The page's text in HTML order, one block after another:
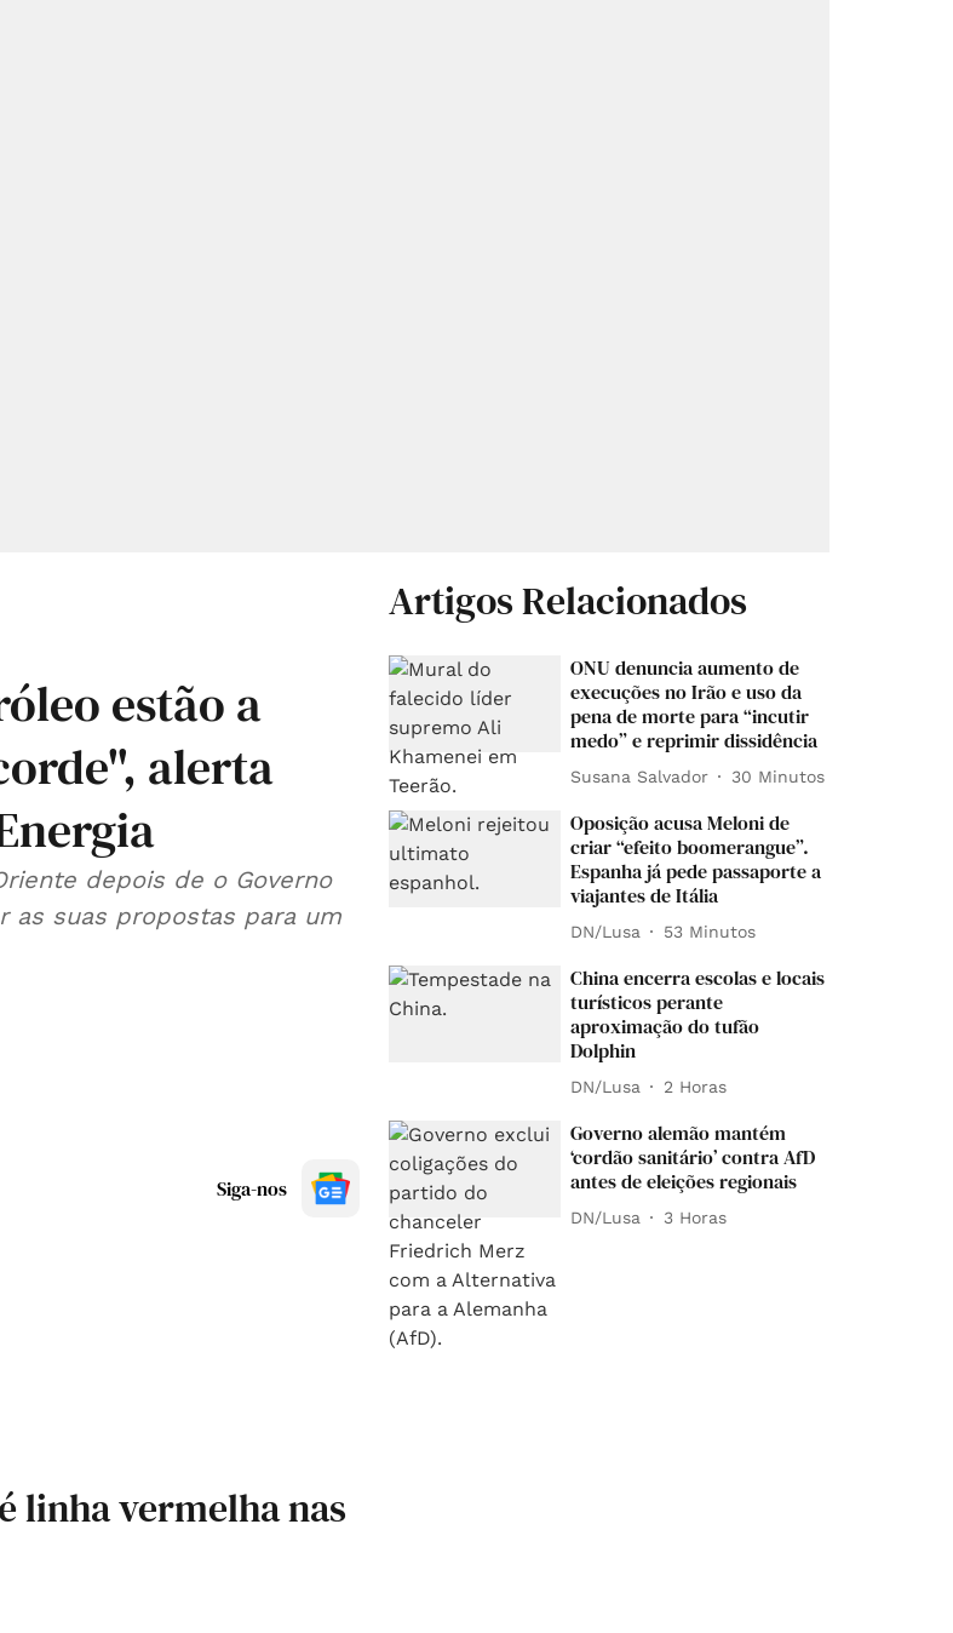
estão a
alerta
depois de o Governo
as suas propostas para um
Siga-nos
linha vermelha nas
Artigos Relacionados
ONU denuncia aumento de
execuções no Irão e uso da
pena de morte para “incutir
medo” e reprimir dissidência
Susana Salvador 30 Minutos
Oposição acusa Meloni de
criar “efeito boomerangue”.
Espanha já pede passaporte a
viajantes de Itália
DN/Lusa 53 Minutos
China encerra escolas e locais
turísticos perante
aproximação do tufão
Dolphin
DN/Lusa 2 Horas
Governo alemão mantém
‘cordão sanitário’ contra AfD
antes de eleições regionais
DN/Lusa 3 Horas